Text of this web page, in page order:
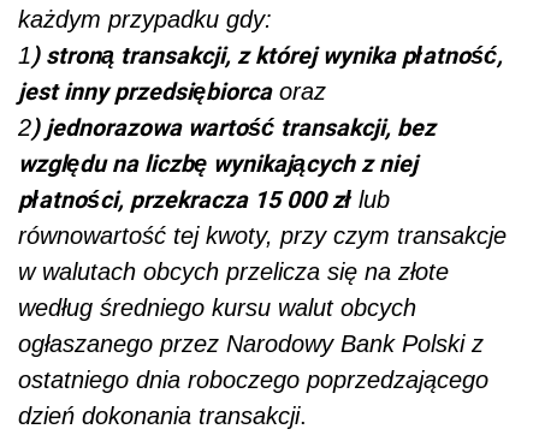
każdym przypadku gdy:
1) stroną transakcji, z której wynika płatność,
jest inny przedsiębiorcaoraz
2) jednorazowa wartość transakcji, bez
względu na liczbę wynikających z niej
płatności, przekracza 15 000 złlub
równowartość tej kwoty, przy czym transakcje
w walutach obcych przelicza się na złote
według średniego kursu walut obcych
ogłaszanego przez Narodowy Bank Polski z
ostatniego dnia roboczego poprzedzającego
dzień dokonania transakcji.